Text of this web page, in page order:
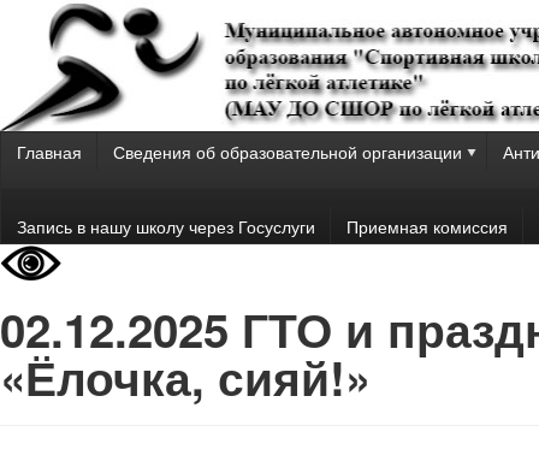
Главная Сведения об образовательной организации
Запись в нашу школу через Госуслуги Приемная комиссия
02.12.2025 ГТО и
«Ёлочка, сияй!»